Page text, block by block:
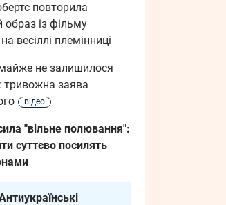
повторила
образ із фільму
весіллі племінниці
майже не залишилося
тривожна заява
відео
"вільне полювання":
суттєво посилять